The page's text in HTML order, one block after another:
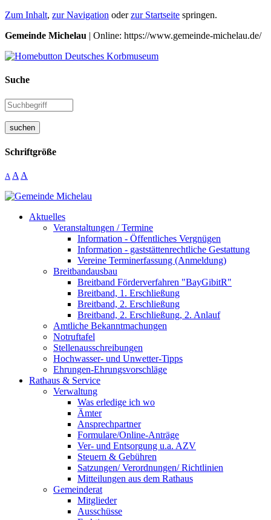
Zum Inhalt, zur Navigation oderzur Startseite springen.
Gemeinde Michelau | Online: https://www.gemeinde-michelau.de/
Suche
suchen
Schriftgröße
A A A
Aktuelles
Veranstaltungen / Termine
Information - Öffentliches Vergnügen
Information - gaststättenrechtliche Gestattung
Vereine Terminerfassung (Anmeldung)
Breitbandausbau
Breitband Förderverfahren "BayGibitR"
Breitband, 1. Erschließung
Breitband, 2. Erschließung
Breitband, 2. Erschließung, 2. Anlauf
Amtliche Bekanntmachungen
Notruftafel
Stellenausschreibungen
Hochwasser- und Unwetter-Tipps
Ehrungen-Ehrungsvorschläge
Rathaus & Service
Verwaltung
Was erledige ich wo
Ämter
Ansprechpartner
Formulare/Online-Anträge
Ver- und Entsorgung u.a. AZV
Steuern & Gebühren
Satzungen/ Verordnungen/ Richtlinien
Mitteilungen aus dem Rathaus
Gemeinderat
Mitglieder
Ausschüsse